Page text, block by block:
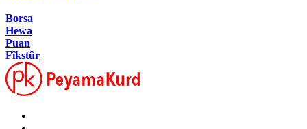
Borsa
Hewa
Puan
Fîkstûr